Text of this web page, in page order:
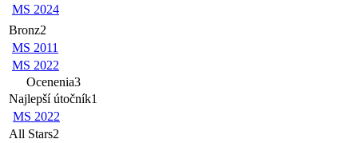
MS 2024
Bronz2
MS 2011
MS 2022
Ocenenia3
Najlepší útočník1
MS 2022
All Stars2